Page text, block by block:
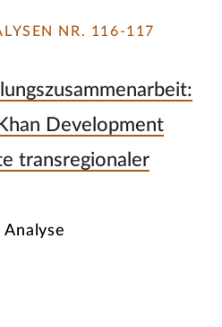
NR. 116-117
Development
transregionaler